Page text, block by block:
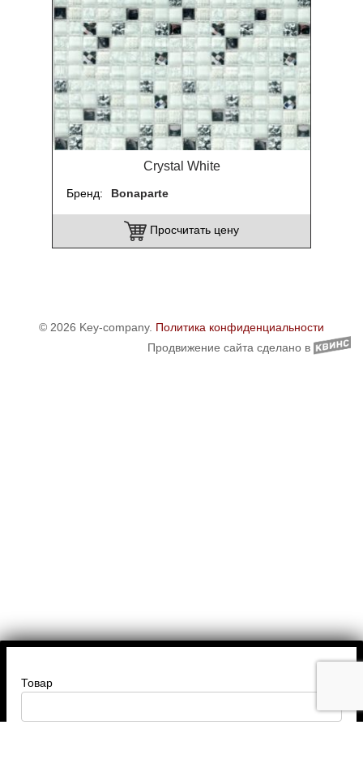
Crystal White
Бренд Bonaparte
Просчитать цену
© 2026 Key-company. Политика конфиденциальности
Продвижение сайта сделано в
Товар